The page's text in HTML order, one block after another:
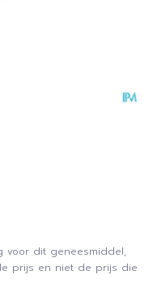
voor dit geneesmiddel,
prijs en niet de prijs die